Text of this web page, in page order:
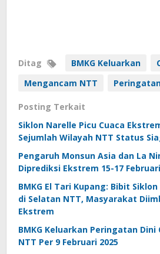
Ditag BMKG Keluarkan
Mengancam NTT
Posting Terkait
Siklon Narelle Picu Cuaca
Sejumlah Wilayah NTT Status
Pengaruh Monsun Asia dan La
Diprediksi Ekstrem 15-17
BMKG El Tari Kupang: Bibit
di Selatan NTT, Masyarakat
Ekstrem
BMKG Keluarkan Peringatan
NTT Per 9 Februari 2025